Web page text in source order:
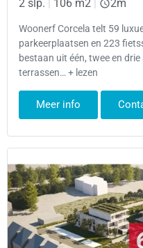
2 slp. 106 m2 2m
Woonerf Corcela telt 59
parkeerplaatsen en 223
bestaan uit één, twee en
terrassen… + lezen
Meer info